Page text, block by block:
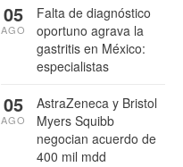
Falta de diagnóstico
oportuno agrava la
gastritis en México:
especialistas
05
AGO
AstraZeneca y Bristol
Myers Squibb
negocian acuerdo de
400 mil mdd
05
AGO